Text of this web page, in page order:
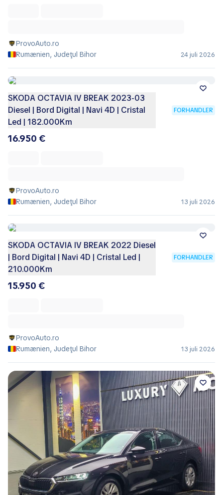
ProvoAuto.ro
Rumænien, Judeţul Bihor
24 juli 2026
SKODA OCTAVIA IV BREAK 2023-03
Diesel | Bord Digital | Navi 4D | Cristal
Led | 182.000Km
FORHANDLER
16.950 €
ProvoAuto.ro
Rumænien, Judeţul Bihor
13 juli 2026
SKODA OCTAVIA IV BREAK 2022 Diesel
| Bord Digital | Navi 4D | Cristal Led |
210.000Km
FORHANDLER
15.950 €
ProvoAuto.ro
Rumænien, Judeţul Bihor
13 juli 2026